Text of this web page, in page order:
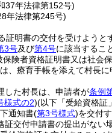
37年法律第152号)
年法律第245号)
証明書の交付を受けよう
3号及び第4号に該当するこ
険者資格証明書又は社会
、療育手帳を添えて村長に
した村長は、申請者が条例
様式の2)(以下「受給資格証
通知書(第3号様式)を交付
証交付申請書の提出がない